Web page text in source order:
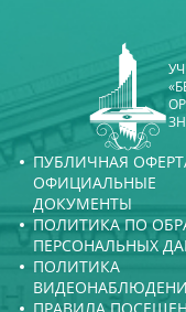
ПУБЛИЧНАЯ
ОФИЦИАЛЬНЫЕ
ДОКУМЕНТЫ
ПОЛИТИКА ПО
ПЕРСОНАЛЬНЫХ
ПОЛИТИКА
ПРАВИЛА